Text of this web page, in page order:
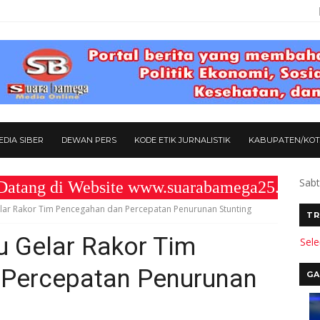
SIBER DEWAN PERS KODE ETIK JURNALISTIK KABUPATEN/
Website www.suarabamega25.com "
Rakor Tim Pencegahan dan Percepatan Penurunan Stunting
Gelar Rakor Tim
Penurunan